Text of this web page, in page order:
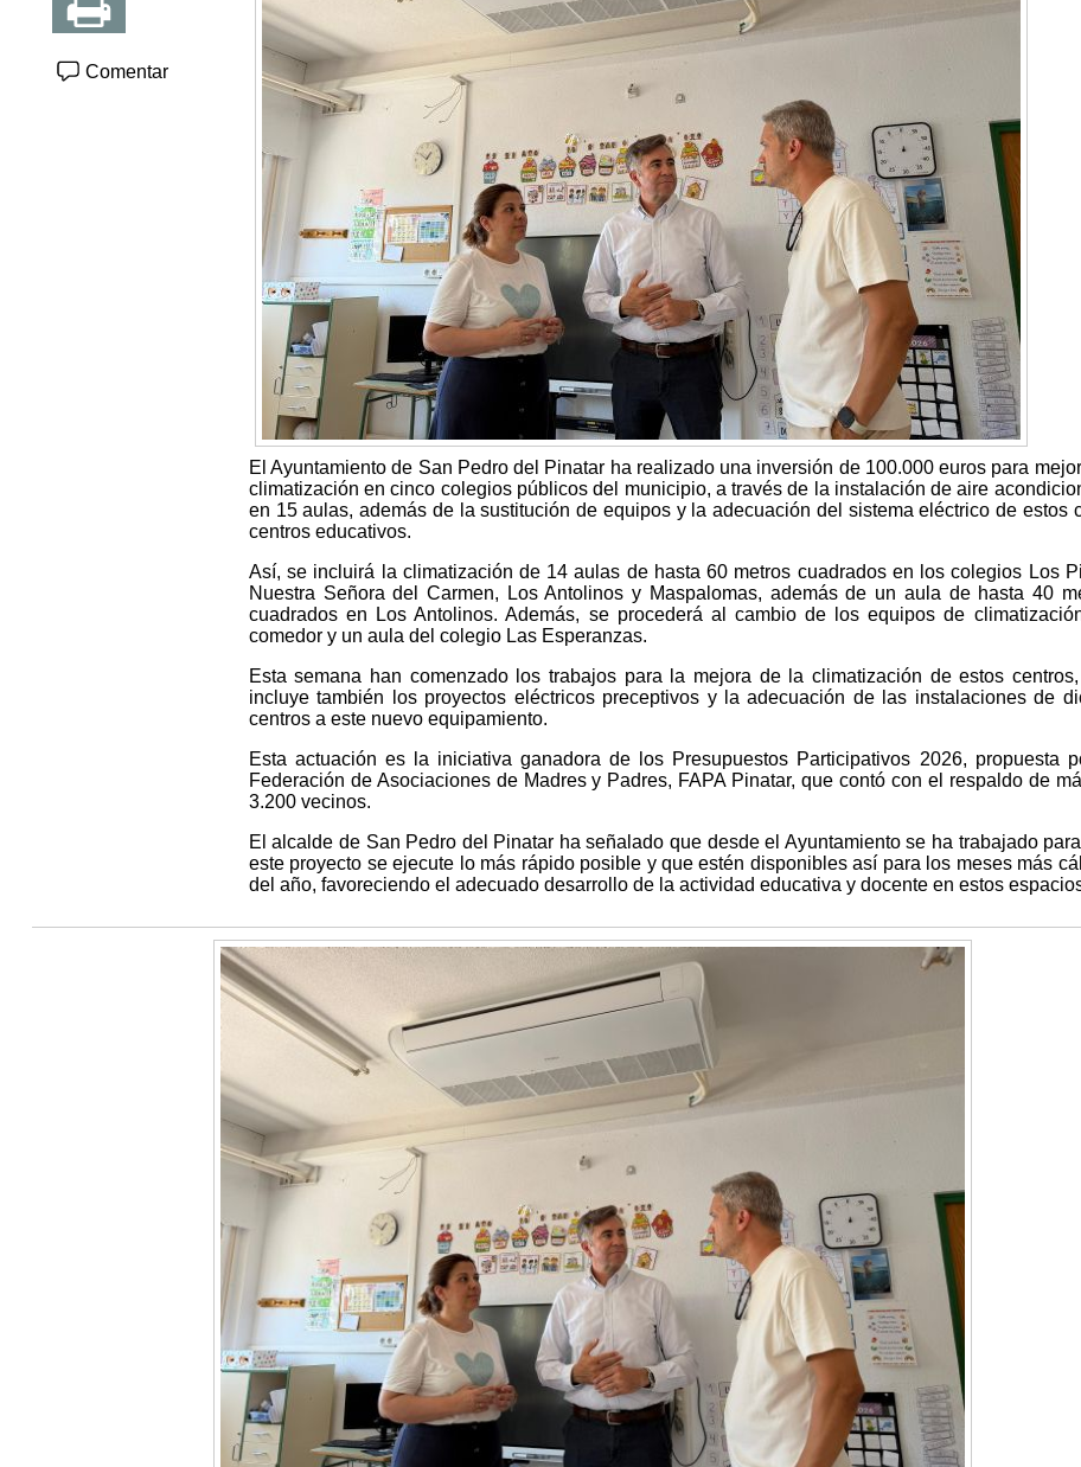
Comentar
El Ayuntamiento de San Pedro del Pinatar ha realizado una inversión de 100.000 euros para
climatización en cinco colegios públicos del municipio, a través de la instalación de aire
en 15 aulas, además de la sustitución de equipos y la adecuación del sistema eléctrico de estos
centros educativos.
Así, se incluirá la climatización de 14 aulas de hasta 60 metros cuadrados en los colegios Los
Nuestra Señora del Carmen, Los Antolinos y Maspalomas, además de un aula de hasta 40
cuadrados en Los Antolinos. Además, se procederá al cambio de los equipos de
comedor y un aula del colegio Las Esperanzas.
Esta semana han comenzado los trabajos para la mejora de la climatización de estos
incluye también los proyectos eléctricos preceptivos y la adecuación de las instalaciones de
centros a este nuevo equipamiento.
Esta actuación es la iniciativa ganadora de los Presupuestos Participativos 2026, propuesta
Federación de Asociaciones de Madres y Padres, FAPA Pinatar, que contó con el respaldo de
3.200 vecinos.
El alcalde de San Pedro del Pinatar ha señalado que desde el Ayuntamiento se ha trabajado
este proyecto se ejecute lo más rápido posible y que estén disponibles así para los meses más
del año, favoreciendo el adecuado desarrollo de la actividad educativa y docente en estos